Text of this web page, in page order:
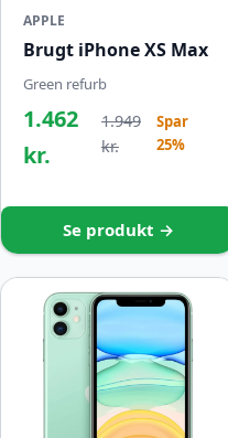
APPLE
Brugt iPhone XS Max
Green refurb
1.462
kr.
1.949
kr.
Spar
25%
Se produkt →